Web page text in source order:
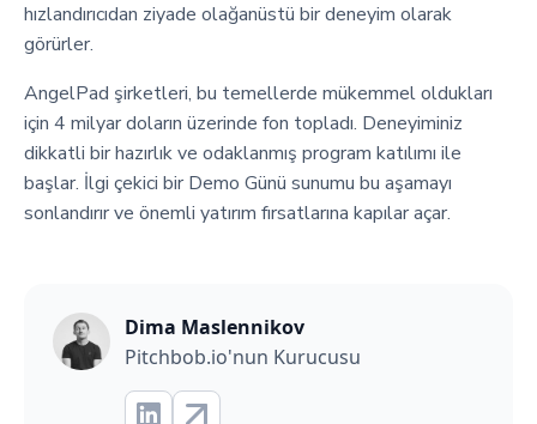
hızlandırıcıdan ziyade olağanüstü bir deneyim olarak
görürler.
AngelPad şirketleri, bu temellerde mükemmel oldukları
için 4 milyar doların üzerinde fon topladı. Deneyiminiz
dikkatli bir hazırlık ve odaklanmış program katılımı ile
başlar. İlgi çekici bir Demo Günü sunumu bu aşamayı
sonlandırır ve önemli yatırım fırsatlarına kapılar açar.
Dima Maslennikov
Pitchbob.io'nun Kurucusu